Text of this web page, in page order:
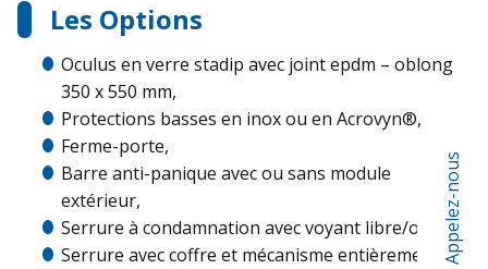
Appelez-nous
Les Options
Oculus en verre stadip avec joint epdm – oblong
350 x 550 mm,
Protections basses en inox ou en Acrovyn®,
Ferme-porte,
Barre anti-panique avec ou sans module
extérieur,
Serrure à condamnation avec voyant libre/occupé,
Serrure avec coffre et mécanisme entièrement en